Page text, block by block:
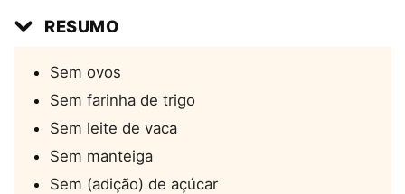
RESUMO
Sem ovos
Sem farinha de trigo
Sem leite de vaca
Sem manteiga
Sem (adição) de açúcar